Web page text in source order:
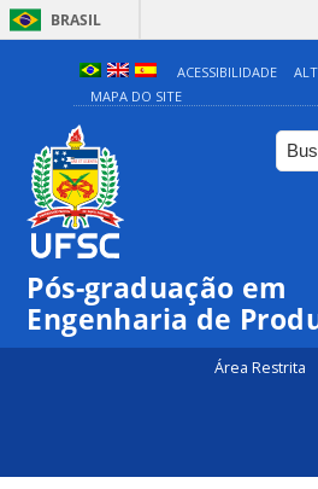
BRASIL
ACESSIBILIDADE
MAPA DO SITE
Pós-graduação em
Engenharia de
Área Restrita